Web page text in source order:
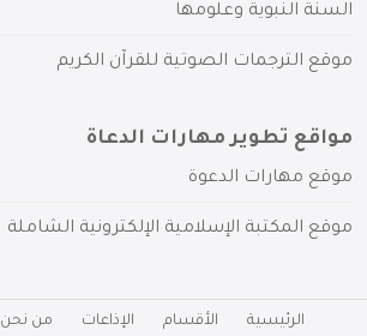
السنة النبوية وعلومها
موقع الترجمات الصوتية للقرآن الكريم
مواقع تطوير مهارات الدعاة
موقع مهارات الدعوة
موقع المكتبة الإسلامية الإلكترونية الشاملة
الرئيسية الأقسام الإذاعات من نحن